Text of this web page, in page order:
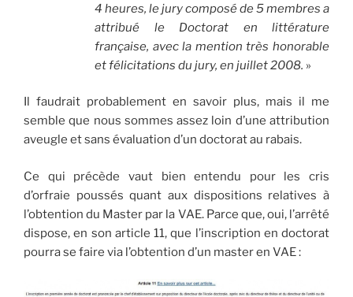
4 heures, le jury composé de 5 membres a
attribué le Doctorat en littérature
française, avec la mention très honorable
et félicitations du jury, en juillet 2008. »
Il faudrait probablement en savoir plus, mais il me
semble que nous sommes assez loin d’une attribution
aveugle et sans évaluation d’un doctorat au rabais.
Ce qui précède vaut bien entendu pour les cris
d’orfraie poussés quant aux dispositions relatives à
l’obtention du Master par la VAE. Parce que, oui, l’arrêté
dispose, en son article 11, que l’inscription en doctorat
pourra se faire via l’obtention d’un master en VAE :